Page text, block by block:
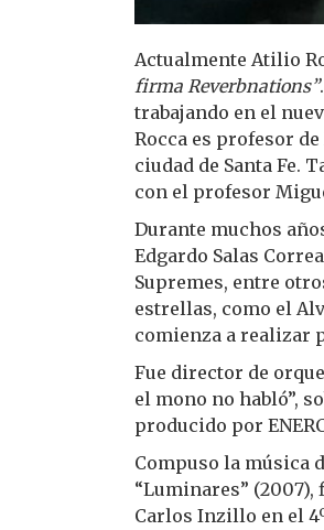
Actualmente Atilio
firma Reverbnations”
trabajando en el
Rocca es profesor
ciudad de Santa Fe.
con el profesor
Durante muchos
Edgardo Salas
Supremes, entre
estrellas, como el
comienza a realizar
Fue director de
el mono no habló”,
producido por
Compuso la música
“Luminares”
Carlos Inzillo en el